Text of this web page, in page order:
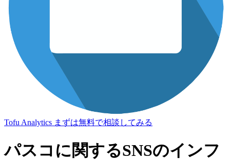
Tofu Analytics まずは無料で相談してみる
パスコに関するSNSのインフ